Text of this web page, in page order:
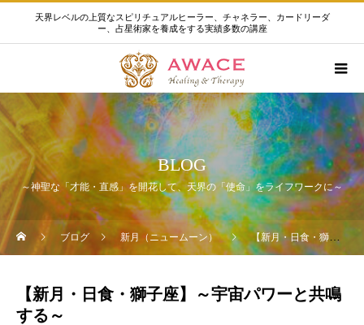
天界レベルの上質なスピリチュアルヒーラー、チャネラー、カードリーダ
ー、占星術家を養成をする実績多数の講座
BLOG
～神聖な「才能・直感」を開花して、天界の「使命」をライフワークに～
ブログ 新月（ニュームーン） 【新月・日食・獅子座】～宇宙パワーと共鳴する～
【新月・日食・獅子座】～宇宙パワーと共鳴
する～